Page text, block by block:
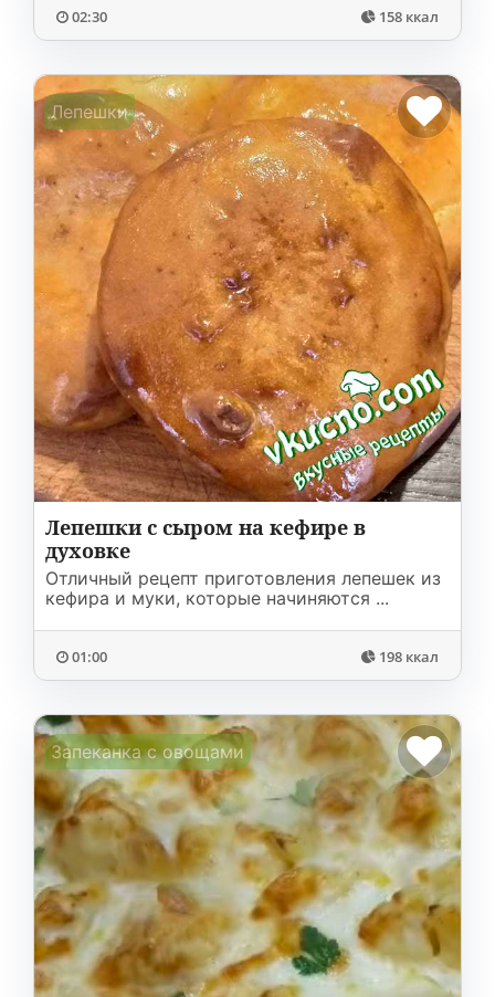
02:30 158 ккал
Лепешки
Лепешки с сыром на кефире в
духовке
Отличный рецепт приготовления лепешек из
кефира и муки, которые начиняются ...
01:00 198 ккал
Запеканка с овощами